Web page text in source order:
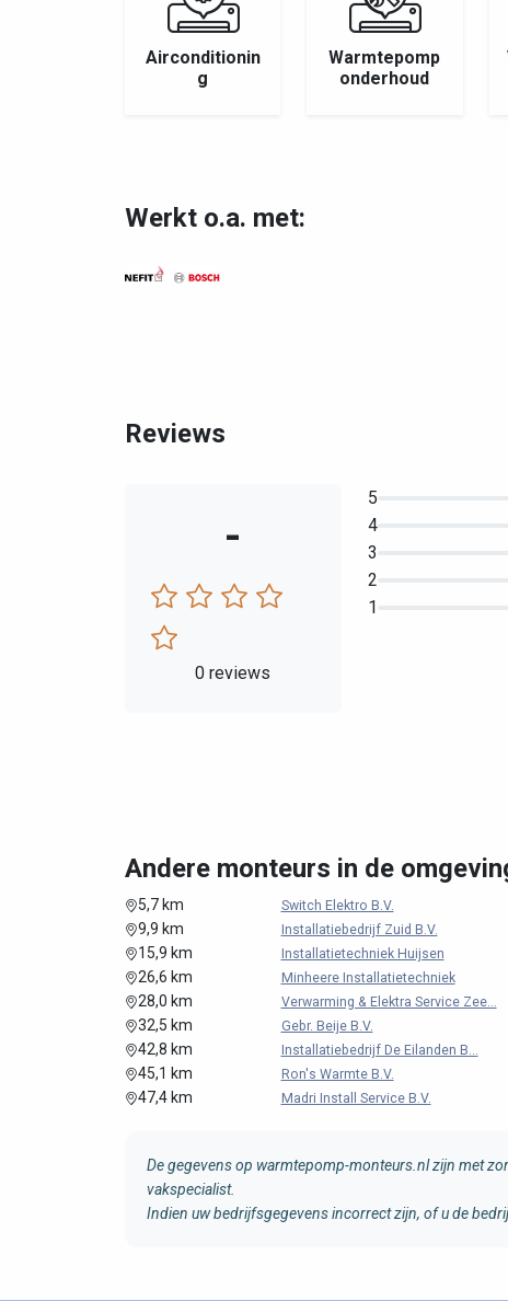
Airconditionin
g
Warmtepomp
onderhoud
Werkt o.a. met:
Reviews
-
0 reviews
5
4
3
2
1
Andere monteurs in de
5,7 km Switch Elektro B.V.
9,9 km Installatiebedrijf Zuid B.V.
15,9 km Installatietechniek Huijsen
26,6 km Minheere Installatietechniek
28,0 km Verwarming & Elektra Service Zee...
32,5 km Gebr. Beije B.V.
42,8 km Installatiebedrijf De Eilanden B...
45,1 km Ron's Warmte B.V.
47,4 km Madri Install Service B.V.
De gegevens op warmtepomp-monteurs.nl zijn met
vakspecialist.
Indien uw bedrijfsgegevens incorrect zijn, of u de